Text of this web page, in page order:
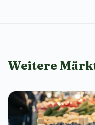
Weitere